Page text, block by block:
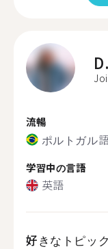
D.
流暢
ポルトガル
学習中の言語
英語
好きなトピック